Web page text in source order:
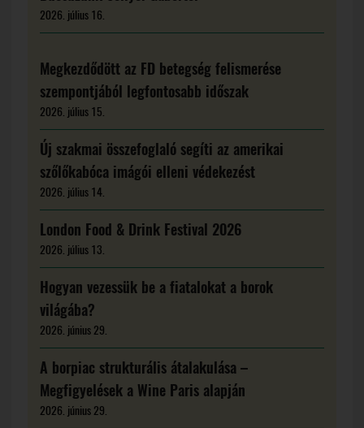
2026. július 16.
Megkezdődött az FD betegség felismerése
szempontjából legfontosabb időszak
2026. július 15.
Új szakmai összefoglaló segíti az amerikai
szőlőkabóca imágói elleni védekezést
2026. július 14.
London Food & Drink Festival 2026
2026. július 13.
Hogyan vezessük be a fiatalokat a borok
világába?
2026. június 29.
A borpiac strukturális átalakulása –
Megfigyelések a Wine Paris alapján
2026. június 29.